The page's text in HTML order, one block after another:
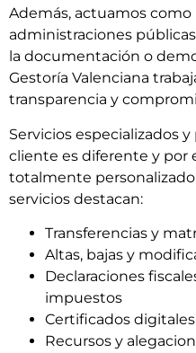
Además, actuamos
administraciones
la documentación o
Gestoría Valenciana
transparencia y
Servicios especializados y
cliente es diferente y por
totalmente
servicios destacan:
Transferencias y
Altas, bajas y
Declaraciones
impuestos
Certificados
Recursos y